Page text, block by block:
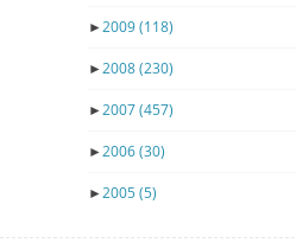
►2009(118)
►2008(230)
►2007(457)
►2006(30)
►2005(5)